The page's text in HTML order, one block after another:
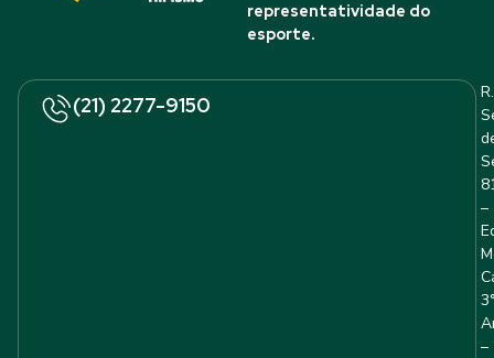
representatividade do
esporte.
(21) 2277-9150
R.
–
–